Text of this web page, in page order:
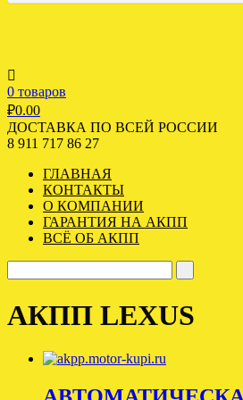
0 товаров
₽0.00
ДОСТАВКА ПО ВСЕЙ РОССИИ
8 911 717 86 27
ГЛАВНАЯ
КОНТАКТЫ
О КОМПАНИИ
ГАРАНТИЯ НА АКПП
ВСЁ ОБ АКПП
АКПП LEXUS